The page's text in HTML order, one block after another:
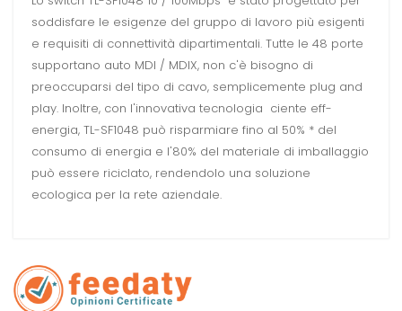
soddisfare le esigenze del gruppo di lavoro più esigenti
e requisiti di connettività dipartimentali. Tutte le 48 porte
supportano auto MDI / MDIX, non c'è bisogno di
preoccuparsi del tipo di cavo, semplicemente plug and
play. Inoltre, con l'innovativa tecnologia ciente eff-
energia, TL-SF1048 può risparmiare fino al 50% * del
consumo di energia e l'80% del materiale di imballaggio
può essere riciclato, rendendolo una soluzione
ecologica per la rete aziendale.